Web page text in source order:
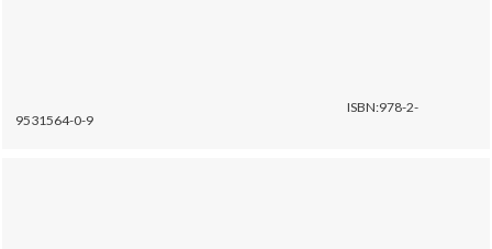
ISBN:978-2-
9531564-0-9